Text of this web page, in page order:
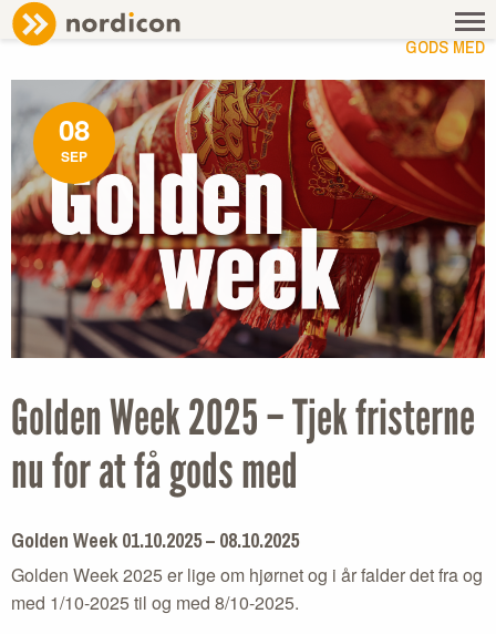
NEWS/ GOLDEN WEEK 2025 – TJEK FRISTERNE NU FOR AT FÅ
GODS MED
08
SEP
Golden Week 2025 – Tjek fristerne
nu for at få gods med
Golden Week 01.10.2025 – 08.10.2025
Golden Week 2025 er lige om hjørnet og i år falder det fra og
med 1/10-2025 til og med 8/10-2025.